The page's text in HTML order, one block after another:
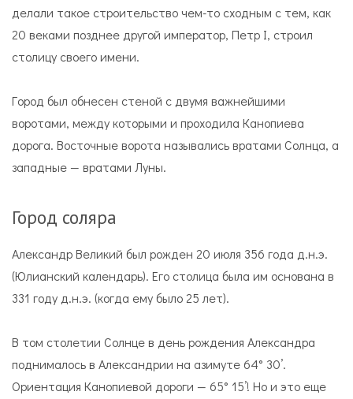
делали такое строительство чем-то сходным с тем, как
20 веками позднее другой император, Петр I, строил
столицу своего имени.
Город был обнесен стеной с двумя важнейшими
воротами, между которыми и проходила Канопиева
дорога. Восточные ворота назывались вратами Солнца, а
западные — вратами Луны.
Город соляра
Александр Великий был рожден 20 июля 356 года д.н.э.
(Юлианский календарь). Его столица была им основана в
331 году д.н.э. (когда ему было 25 лет).
В том столетии Солнце в день рождения Александра
поднималось в Александрии на азимуте 64° 30’.
Ориентация Канопиевой дороги — 65° 15’! Но и это еще